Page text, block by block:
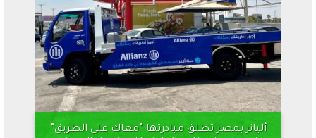
أليانز بمصر تطلق مبادرتها ”معاك على الطريق”